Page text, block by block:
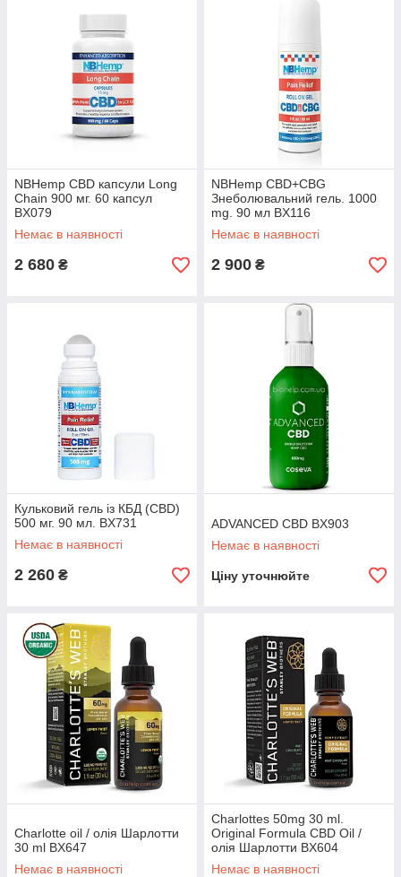
NBHemp CBD капсули Long
Chain 900 мг. 60 капсул
BX079
Немає в наявності
2 680 ₴
NBHemp CBD+CBG
Знеболювальний гель. 1000
mg. 90 мл BX116
Немає в наявності
2 900 ₴
Кульковий гель із КБД (CBD)
500 мг. 90 мл. BX731
Немає в наявності
2 260 ₴
ADVANCED CBD BX903
Немає в наявності
Ціну уточнюйте
Сharlotte oil / олія Шарлотти
30 ml BX647
Немає в наявності
Charlottes 50mg 30 ml.
Original Formula CBD Oil /
олія Шарлотти BX604
Немає в наявності